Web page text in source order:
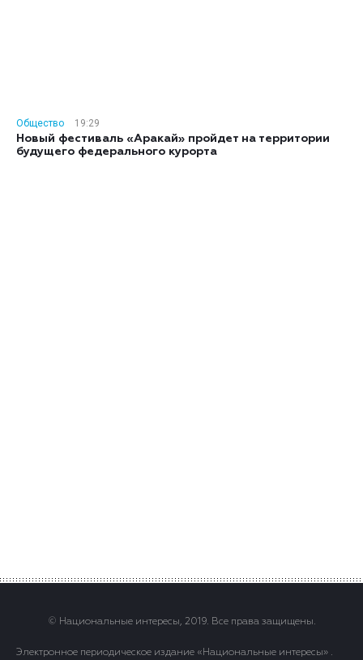
Общество
19:29
Новый фестиваль «Аракай» пройдет на территории
будущего федерального курорта
© Национальные интересы, 2019. Все права защищены.
Электронное периодическое издание «Национальные интересы» .